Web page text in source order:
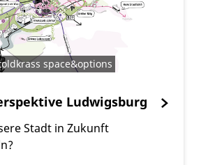
space&options
Ludwigsburg
Stadt in Zukunft